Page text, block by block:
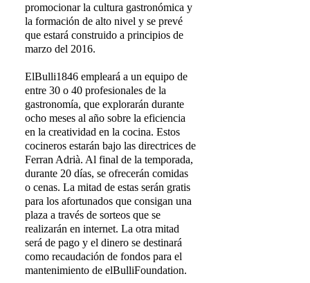
promocionar la cultura gastronómica y
la formación de alto nivel y se prevé
que estará construido a principios de
marzo del 2016.
ElBulli1846 empleará a un equipo de
entre 30 o 40 profesionales de la
gastronomía, que explorarán durante
ocho meses al año sobre la eficiencia
en la creatividad en la cocina. Estos
cocineros estarán bajo las directrices de
Ferran Adrià. Al final de la temporada,
durante 20 días, se ofrecerán comidas
o cenas. La mitad de estas serán gratis
para los afortunados que consigan una
plaza a través de sorteos que se
realizarán en internet. La otra mitad
será de pago y el dinero se destinará
como recaudación de fondos para el
mantenimiento de elBulliFoundation.